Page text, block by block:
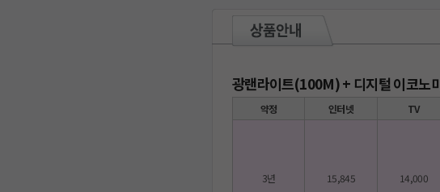
광랜라이트(100M) + 디지털 이코노
약정 인터넷 TV
3년 15,845 14,000